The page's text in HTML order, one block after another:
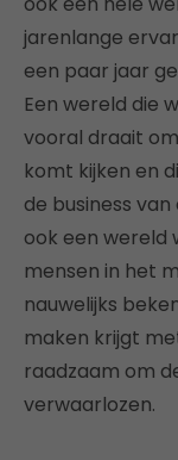
jarenlange
een paar jaar
Een wereld die
vooral draait om
komt kijken en
de business
ook een wereld
mensen in het
nauwelijks
maken krijgt
raadzaam om
verwaarlozen.